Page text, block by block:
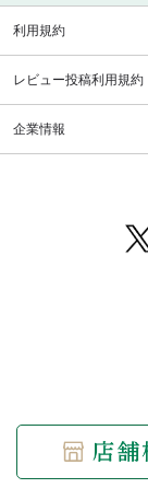
利用規約
レビュー投稿利用規約
企業情報